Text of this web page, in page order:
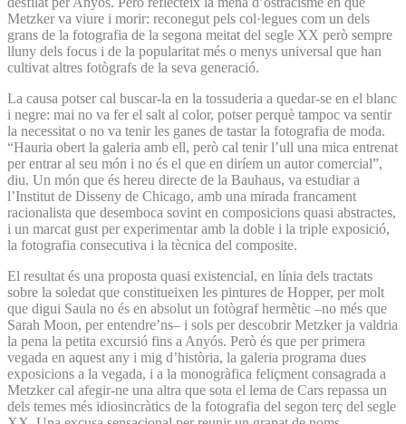
Metzker va viure i morir: reconegut pels col·legues com un dels
grans de la fotografia de la segona meitat del segle XX però sempre
lluny dels focus i de la popularitat més o menys universal que han
cultivat altres fotògrafs de la seva generació.
La causa potser cal buscar-la en la tossuderia a quedar-se en el blanc
i negre: mai no va fer el salt al color, potser perquè tampoc va sentir
la necessitat o no va tenir les ganes de tastar la fotografia de moda.
“Hauria obert la galeria amb ell, però cal tenir l’ull una mica entrenat
per entrar al seu món i no és el que en diríem un autor comercial”,
diu. Un món que és hereu directe de la Bauhaus, va estudiar a
l’Institut de Disseny de Chicago, amb una mirada francament
racionalista que desemboca sovint en composicions quasi abstractes,
i un marcat gust per experimentar amb la doble i la triple exposició,
la fotografia consecutiva i la tècnica del composite.
El resultat és una proposta quasi existencial, en línia dels tractats
sobre la soledat que constitueixen les pintures de Hopper, per molt
que digui Saula no és en absolut un fotògraf hermètic –no més que
Sarah Moon, per entendre’ns– i sols per descobrir Metzker ja valdria
la pena la petita excursió fins a Anyós. Però és que per primera
vegada en aquest any i mig d’història, la galeria programa dues
exposicions a la vegada, i a la monogràfica feliçment consagrada a
Metzker cal afegir-ne una altra que sota el lema de Cars repassa un
dels temes més idiosincràtics de la fotografia del segon terç del segle